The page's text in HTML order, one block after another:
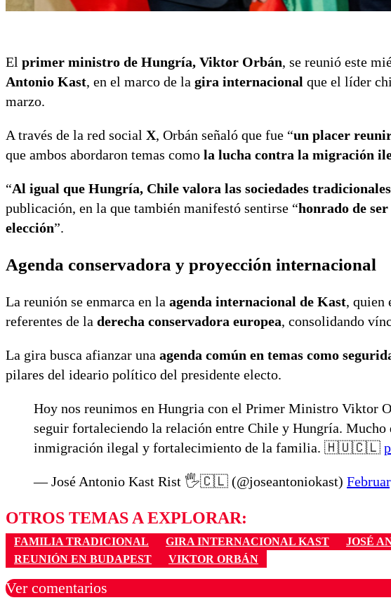
El primer ministro de Hungría, Viktor Orbán, se reunió este
Antonio Kast, en el marco de la gira internacional que el líder
marzo.
A través de la red social X, Orbán señaló que fue “un placer
que ambos abordaron temas como la lucha contra la migración
“Al igual que Hungría, Chile valora las sociedades
publicación, en la que también manifestó sentirse “honrado de
elección”.
Agenda conservadora y proyección internacional
La reunión se enmarca en la agenda internacional de Kast, quien
referentes de la derecha conservadora europea, consolidando
La gira busca afianzar una agenda común en temas como
pilares del ideario político del presidente electo.
Hoy nos reunimos en Hungria con el Primer Ministro Viktor
seguir fortaleciendo la relación entre Chile y Hungría. Mucho
inmigración ilegal y fortalecimiento de la familia. 🇭🇺🇨🇱
— José Antonio Kast Rist 🖐️🇨🇱 (@joseantoniokast)
OTROS TEMAS A EXPLORAR:
FAMILIA TRADICIONAL GIRA INTERNACIONAL KAST JOSÉ
REUNIÓN EN BUDAPEST
VIKTOR ORBÁN
Ver comentarios